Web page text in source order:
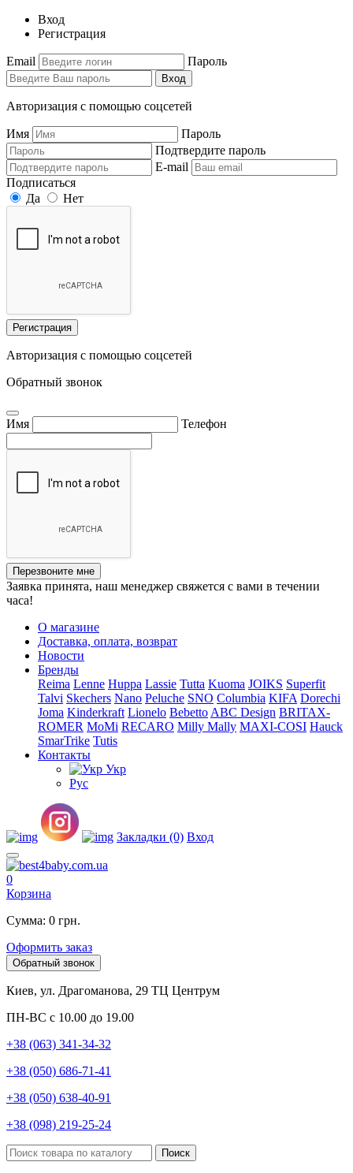
Вход
Регистрация
Email Пароль
Вход
Авторизация с помощью соцсетей
Имя
Пароль
Подтвердите пароль
E-mail
Подписаться
Да
Нет
Регистрация
Авторизация с помощью соцсетей
Обратный звонок
Имя Телефон
Перезвоните мне
Заявка принята, наш менеджер свяжется с вами в течении
часа!
О магазине
Доставка, оплата, возврат
Новости
Бренды
Reima Lenne Huppa Lassie Tutta Kuoma JOIKS Superfit
Talvi Skechers Nano Peluche SNO Columbia KIFA Dorechi
Joma Kinderkraft Lionelo Bebetto ABC Design BRITAX-
ROMER MoMi RECARO Milly Mally MAXI-COSI Hauck
SmarTrike Tutis
Контакты
Укр
Рус
Закладки (0) Вход
0
Корзина
Сумма: 0 грн.
Оформить заказ
Обратный звонок
Киев, ул. Драгоманова, 29 ТЦ Центрум
ПН-ВС с 10.00 до 19.00
+38 (063) 341-34-32
+38 (050) 686-71-41
+38 (050) 638-40-91
+38 (098) 219-25-24
Поиск